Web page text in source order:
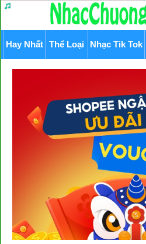
Hay Nhất Thể Loại Nhạc Tik Tok